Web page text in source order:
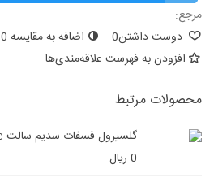
مرجع:
دوست داشتن0 اضافه به مقایسه 0
افزودن به فهرست علاقه‌مندی‌ها
محصولات مرتبط
گلسیرول فسفات سدیم سالت Glycerol Phosphate...
0 ریال